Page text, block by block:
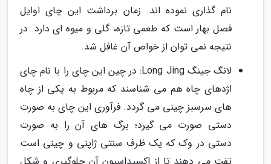
نام گذاری نموده اند. زمان برداشت این چای اوایل
فصل بهار است که طعمی تازه، گلی و میوه ای دارد. در
نتیجه نمی توان از خواص آن غافل شد.
لانگ جینگ Long Jing: در چین این چای را با نام چای
اژدهای چاه هم می شناسند که مربوط به یکی از چاه
های سرسبز چینی می گردد. فرآوری این چای به صورت
دستی صورت می گیرد؛ برگ های آن را به صورت
دستی در وک که یک ظرف سنتی ژاپنی و چینی است